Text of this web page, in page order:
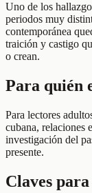
Uno de los
periodos muy
contemporánea
traición y castigo
o crean.
Para quién
Para lectores
cubana, relaciones
investigación del
presente.
Claves